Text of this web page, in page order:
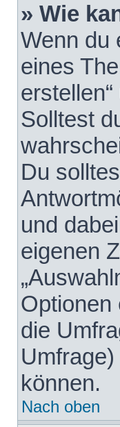
» Wie
Wenn du
eines
Solltest
Du
und
eigenen
Optionen
die
können.
Nach oben